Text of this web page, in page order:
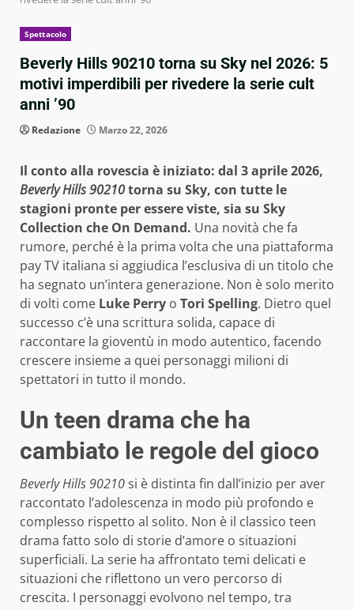
Spettacolo
Beverly Hills 90210 torna su Sky nel 2026: 5
motivi imperdibili per rivedere la serie cult
anni ’90
Redazione Marzo 22, 2026
Il conto alla rovescia è iniziato: dal 3 aprile 2026,
Beverly Hills 90210torna su Sky, con tutte le
stagioni pronte per essere viste, sia su Sky
Collection che On Demand. Una novità che fa
rumore, perché è la prima volta che una piattaforma
pay TV italiana si aggiudica l’esclusiva di un titolo che
ha segnato un’intera generazione. Non è solo merito
di volti come Luke Perry o Tori Spelling. Dietro quel
successo c’è una scrittura solida, capace di
raccontare la gioventù in modo autentico, facendo
crescere insieme a quei personaggi milioni di
spettatori in tutto il mondo.
Un teen drama che ha
cambiato le regole del gioco
Beverly Hills 90210si è distinta fin dall’inizio per aver
raccontato l’adolescenza in modo più profondo e
complesso rispetto al solito. Non è il classico teen
drama fatto solo di storie d’amore o situazioni
superficiali. La serie ha affrontato temi delicati e
situazioni che riflettono un vero percorso di
crescita. I personaggi evolvono nel tempo, tra